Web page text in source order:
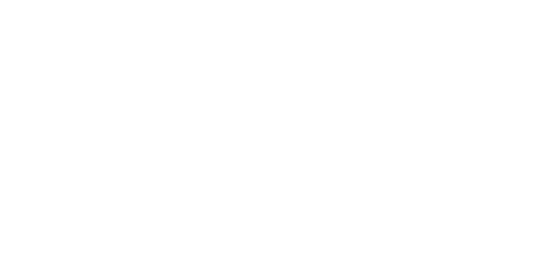
AYO PUTUSKAN RANTAI COVID-19 #dirumah-aja,